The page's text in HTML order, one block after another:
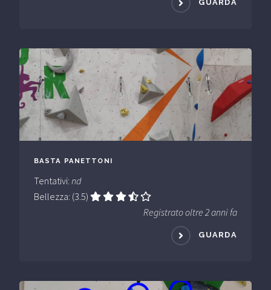
GUARDA
BASTA PANETTONI
Tentativi: nd
Bellezza: (3.5)
Registrato oltre 2 anni fa
GUARDA